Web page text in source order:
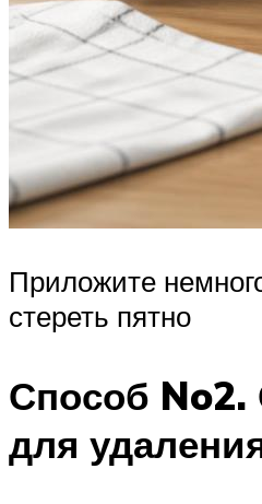
Приложите
стереть пятно
Способ No2.
для